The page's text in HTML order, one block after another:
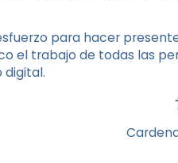
para hacer
el trabajo de todas las
digital.